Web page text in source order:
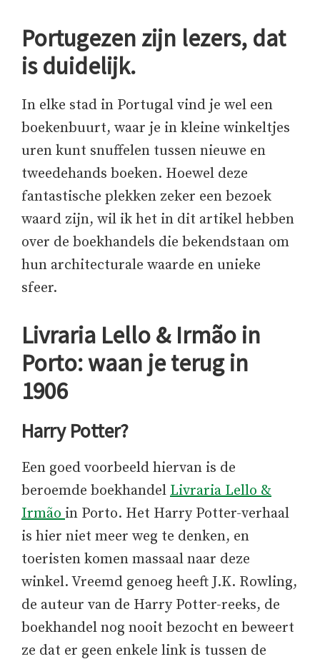
Portugezen zijn lezers, dat
is duidelijk.
In elke stad in Portugal vind je wel een
boekenbuurt, waar je in kleine winkeltjes
uren kunt snuffelen tussen nieuwe en
tweedehands boeken. Hoewel deze
fantastische plekken zeker een bezoek
waard zijn, wil ik het in dit artikel hebben
over de boekhandels die bekendstaan om
hun architecturale waarde en unieke
sfeer.
Livraria Lello & Irmão in
Porto: waan je terug in
1906
Harry Potter?
Een goed voorbeeld hiervan is de
beroemde boekhandel Livraria Lello &
Irmãoin Porto. Het Harry Potter-verhaal
is hier niet meer weg te denken, en
toeristen komen massaal naar deze
winkel. Vreemd genoeg heeft J.K. Rowling,
de auteur van de Harry Potter-reeks, de
boekhandel nog nooit bezocht en beweert
ze dat er geen enkele link is tussen de